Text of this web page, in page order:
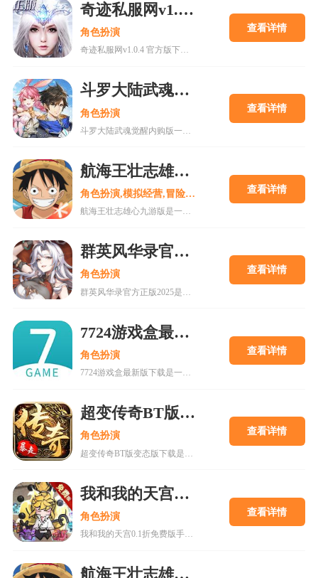
奇迹私服网v1.0.4 官方版下载
角色扮演
奇迹私服网v1.0.4 官方版下载是一款经典魔幻系列RPG大型多人在线动作手游，MU世界观强势来袭重现纷争四起的奇迹大陆，五大王国作为勇者诞生的背景屹立在不同的区域。多种族设定让职业选择更加丰富，各有千秋的天赋能力会在战斗中大放异彩，无论是狩猎邪恶势力又或者是征讨对手都有着举足轻重的作用，马上加入一展雄心壮志。
查看详情
斗罗大陆武魂觉醒内购版
角色扮演
斗罗大陆武魂觉醒内购版一款最新公测的玄幻修仙手游，经典IP改编，游戏高度还原人物剧情，上线就送礼包，魂器魂环应有尽有，等级越高福利越多，收集角色搭配阵容，自动匹配真人玩家。18183手游网为您提供斗罗大陆武魂觉醒内购版下载。
查看详情
航海王壮志雄心九游版
角色扮演,模拟经营,冒险解谜
航海王壮志雄心九游版是一款腾讯魔方工作室制作的海贼王正版格斗手游，游戏玩法类似火影忍者手游，玩家可以在游戏中召集你喜欢的海贼王角色一起冒险，组建属于你的最强海贼团。游戏还原原作剧情故事，丰富的主线故事流程，再一次和草帽一伙踏上伟大航道。喜欢的快来18183下载吧~
查看详情
群英风华录官方正版2025
角色扮演
群英风华录官方正版2025是一款集策略、养成与冒险于一体的国风卡牌游戏，以三国背景为题材，玩家将在历史的洪流中书写属于自己的传奇篇章，通过招募群英，征战四方称霸天下。喜欢的快来18183下载吧~
查看详情
7724游戏盒最新版下载
角色扮演
7724游戏盒最新版下载是一款h5游戏盒子,使用该软件用户可以随意体验各种网页游戏,海量在线游戏资源,无需下载,无需pc即可游玩,更有上千款热门破解游戏可以在线畅玩.感兴趣的朋友可以来下载。
查看详情
超变传奇BT版变态版下载
角色扮演 查看详情
我和我的天宫0.1折免费版手游
角色扮演
我和我的天宫0.1折免费版手游是一款古风仙侠玩家扮演类手游。游戏内所有充值皆为0.1折，更有7日登录豪礼，累计登录豪礼，开服庆典等免费白嫖活动。
查看详情
航海王壮志雄心2025最新版